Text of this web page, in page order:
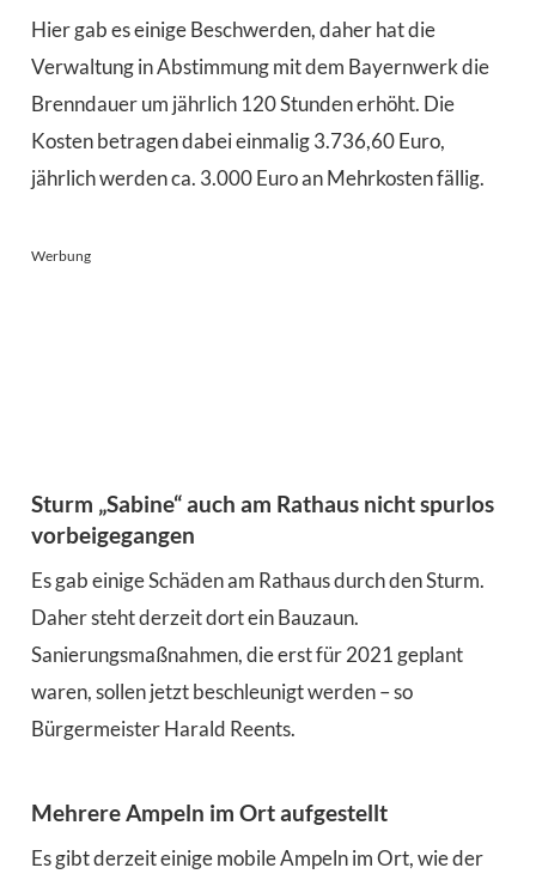
Hier gab es einige Beschwerden, daher hat die
Verwaltung in Abstimmung mit dem Bayernwerk die
Brenndauer um jährlich 120 Stunden erhöht. Die
Kosten betragen dabei einmalig 3.736,60 Euro,
jährlich werden ca. 3.000 Euro an Mehrkosten fällig.
Werbung
Sturm „Sabine“ auch am Rathaus nicht spurlos
vorbeigegangen
Es gab einige Schäden am Rathaus durch den Sturm.
Daher steht derzeit dort ein Bauzaun.
Sanierungsmaßnahmen, die erst für 2021 geplant
waren, sollen jetzt beschleunigt werden – so
Bürgermeister Harald Reents.
Mehrere Ampeln im Ort aufgestellt
Es gibt derzeit einige mobile Ampeln im Ort, wie der